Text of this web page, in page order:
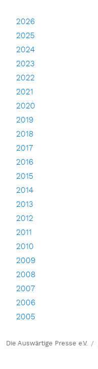
2026
2025
2024
2023
2022
2021
2020
2019
2018
2017
2016
2015
2014
2013
2012
2011
2010
2009
2008
2007
2006
2005
Die Auswärtige Presse e.V.